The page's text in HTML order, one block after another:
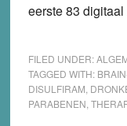
eerste 83
FILED UNDER:
TAGGED WITH:
DISULFIRAM
PARABENEN